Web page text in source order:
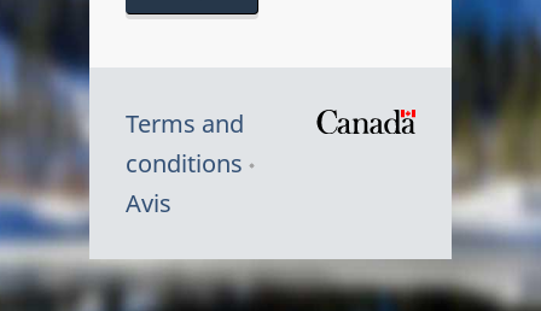
Terms and
conditions
Avis
Symbole
du